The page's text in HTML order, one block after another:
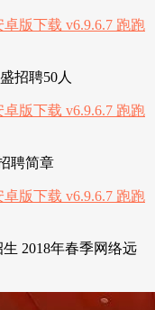
招聘50人
聘简章
2018年春季网络远